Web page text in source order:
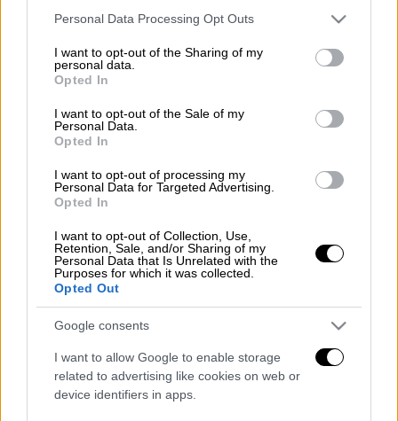
Please note that this website/app uses one or more Google
not limited to your visit or usage behaviour. You may click to
grant or deny consent to Google and its third-party tags to
use your data for below specified purposes in below Google
consent section.
Personal Data Processing Opt Outs
I want to opt-out of the Sharing of my
personal data.
Opted In
I want to opt-out of the Sale of my
Personal Data.
Opted In
I want to opt-out of processing my
Personal Data for Targeted Advertising.
Opted In
I want to opt-out of Collection, Use,
Retention, Sale, and/or Sharing of my
Personal Data that Is Unrelated with the
Purposes for which it was collected.
Opted Out
Google consents
I want to allow Google to enable storage
related to advertising like cookies on web or
device identifiers in apps.
Στην Ιλιάδα του Ομήρου αναφέρεται ως
στην Κύρου Ανάβασιν, προσθέτοντας ότι τα
Κοτύωρα ήταν αποικία της Σινώπης,
απόλυτα εξαρτημένη από τη μητρόπολη κι
ότι οι Κοτυωρίτες πλήρωναν φόρο
υποτέλειας στους Σινωπείς, οι οποίοι ήταν
υποχρεωμένοι να αποστέλλουν έναν
αρμοστή τους στην πόλη και να την
Διαβάστε περισσότερα στοpontosnews.gr
Διαβάστε ακόμη
Η «μαύρη» καταγραφή των πυρκαγιών: 118
Ολοκληρώθηκαν 325 αυτοψίες στις
πληγείσες περιοχές
Η πρώτη δήλωση της οικογένειας της